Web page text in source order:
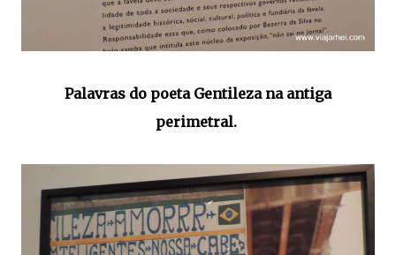
Palavras do poeta Gentileza na antiga
perimetral.